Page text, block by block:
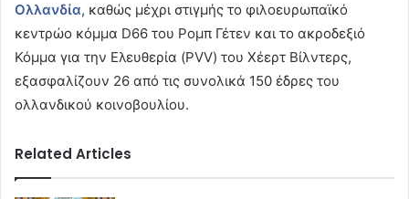
Ολλανδία, καθώς μέχρι στιγμής το φιλοευρωπαϊκό
κεντρώο κόμμα D66 του Ρομπ Γέτεν και το ακροδεξιό
Κόμμα για την Ελευθερία (PVV) του Χέερτ Βίλντερς,
εξασφαλίζουν 26 από τις συνολικά 150 έδρες του
ολλανδικού κοινοβουλίου.
Related Articles